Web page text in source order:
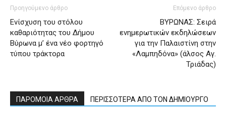
Προηγούμενο άρθρο
Ενίσχυση του στόλου
καθαριότητας του Δήμου
Βύρωνα μ’ ένα νέο φορτηγό
τύπου τράκτορα
Επόμενο άρθρο
ΒΥΡΩΝΑΣ: Σειρά
ενημερωτικών εκδηλώσεων
για την Παλαιστίνη στην
«Λαμπηδόνα» (άλσος Αγ.
Τριάδας)
ΠΑΡΟΜΟΙΑ ΑΡΘΡΑ ΠΕΡΙΣΣΟΤΕΡΑ ΑΠΟ ΤΟΝ ΔΗΜΙΟΥΡΓΟ